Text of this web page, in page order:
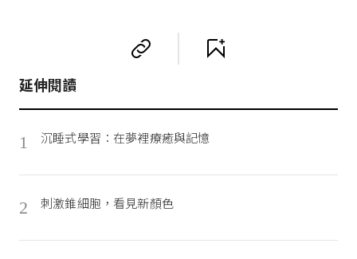
延伸閱讀
1 沉睡式學習：在夢裡療癒與記憶
2 刺激錐細胞，看見新顏色